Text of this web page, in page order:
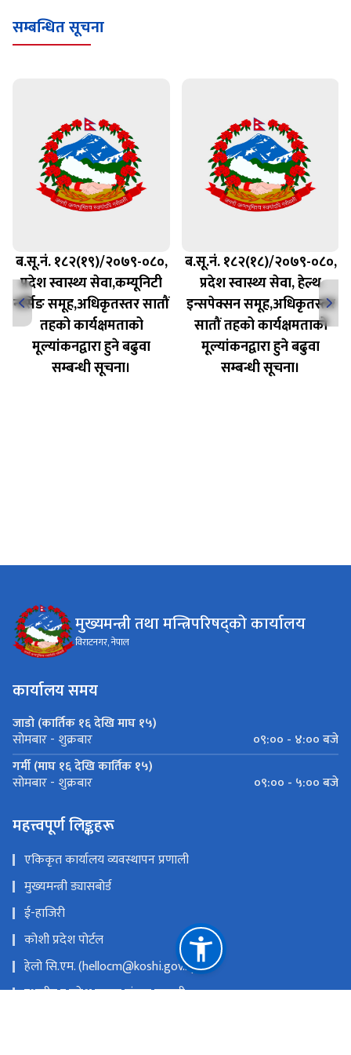
सम्बन्धित सूचना
ब.सू.नं. १८२(१९)/२०७९-०८०,
प्रदेश स्वास्थ्य सेवा,कम्यूनिटी
नर्सिङ समूह,अधिकृतस्तर सातौं
तहको कार्यक्षमताको
मूल्यांकनद्वारा हुने बढुवा
सम्बन्धी सूचना।
ब.सू.नं. १८२(१८)/२०७९-०८०,
प्रदेश स्वास्थ्य सेवा, हेल्थ
इन्सपेक्सन समूह,अधिकृतस्तर
सातौं तहको कार्यक्षमताको
मूल्यांकनद्वारा हुने बढुवा
सम्बन्धी सूचना।
मुख्यमन्त्री तथा मन्त्रिपरिषद्को कार्यालय
विराटनगर, नेपाल
कार्यालय समय
जाडो (कार्तिक १६ देखि माघ १५)
सोमबार - शुक्रबार
०९:०० - ४:०० बजे
गर्मी (माघ १६ देखि कार्तिक १५)
सोमबार - शुक्रबार ०९:०० - ५:०० बजे
महत्त्वपूर्ण लिङ्कहरू
एकिकृत कार्यालय व्यवस्थापन प्रणाली
मुख्यमन्त्री ड्यासबोर्ड
ई-हाजिरी
कोशी प्रदेश पोर्टल
हेलो सि.एम. (hellocm@koshi.gov.np)
स्थानीय र प्रदेश सुचना संयन्त्र प्रणाली